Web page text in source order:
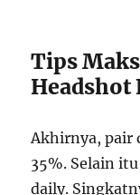
Tips
Headshot
Akhirnya, pair
35%. Selain
daily.